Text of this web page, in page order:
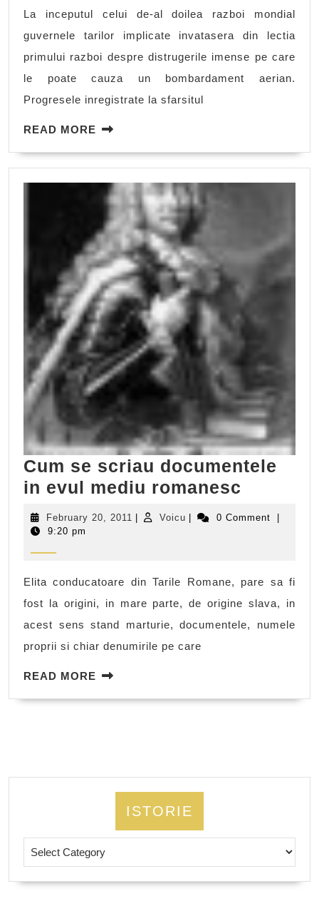
La inceputul celui de-al doilea razboi mondial
guvernele tarilor implicate invatasera din lectia
primului razboi despre distrugerile imense pe care
le poate cauza un bombardament aerian.
Progresele inregistrate la sfarsitul
READ MORE READ
Cum se scriau documentele
in evul mediu romanesc
scriau
evul
mediu
February 20, 2011 FebruaryVoicu Voicu 0 Comment
9:20 pm
Elita conducatoare din Tarile Romane, pare sa fi
fost la origini, in mare parte, de origine slava, in
acest sens stand marturie, documentele, numele
proprii si chiar denumirile pe care
READ MORE READ
ISTORIE